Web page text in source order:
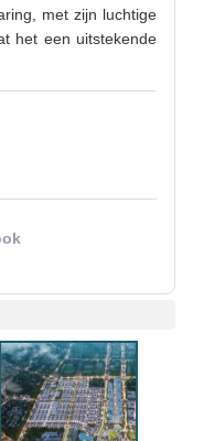
met zijn luchtige
het een uitstekende